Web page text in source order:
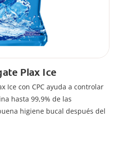
Plax Ice
Ice con CPC ayuda a controlar
hasta 99,9% de las
higiene bucal después del